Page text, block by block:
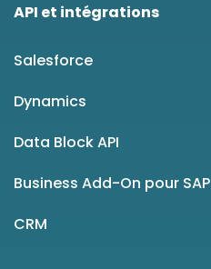
API et intégrations
Salesforce
Dynamics
Data Block API
Business Add-On pour SAP
CRM